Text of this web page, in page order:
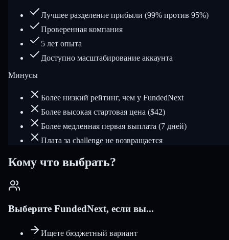
Лучшее разделение прибыли (99% против 95%)
Проверенная компания
5 лет опыта
Доступно масштабирование аккаунта
Минусы
Более низкий рейтинг, чем у FundedNext
Более высокая стартовая цена ($42)
Более медленная первая выплата (7 дней)
Плата за challenge не возвращается
Кому что выбрать?
Выберите FundedNext, если вы...
Ищете бюджетный вариант